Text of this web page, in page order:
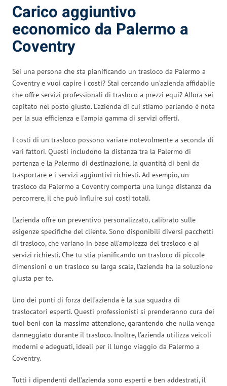
Carico aggiuntivo
economico da Palermo a
Coventry
Sei una persona che sta pianificando un trasloco da Palermo a
Coventry e vuoi capire i costi? Stai cercando un’azienda affidabile
che offre servizi professionali di trasloco a prezzi equi? Allora sei
capitato nel posto giusto. L’azienda di cui stiamo parlando è nota
per la sua efficienza e l’ampia gamma di servizi offerti.
I costi di un trasloco possono variare notevolmente a seconda di
vari fattori. Questi includono la distanza tra la Palermo di
partenza e la Palermo di destinazione, la quantità di beni da
trasportare e i servizi aggiuntivi richiesti. Ad esempio, un
trasloco da Palermo a Coventry comporta una lunga distanza da
percorrere, il che può influire sui costi totali.
L’azienda offre un preventivo personalizzato, calibrato sulle
esigenze specifiche del cliente. Sono disponibili diversi pacchetti
di trasloco, che variano in base all’ampiezza del trasloco e ai
servizi richiesti. Che tu stia pianificando un trasloco di piccole
dimensioni o un trasloco su larga scala, l’azienda ha la soluzione
giusta per te.
Uno dei punti di forza dell’azienda è la sua squadra di
traslocatori esperti. Questi professionisti si prenderanno cura dei
tuoi beni con la massima attenzione, garantendo che nulla venga
danneggiato durante il trasloco. Inoltre, l’azienda utilizza veicoli
moderni e adeguati, ideali per il lungo viaggio da Palermo a
Coventry.
Tutti i dipendenti dell’azienda sono esperti e ben addestrati, il